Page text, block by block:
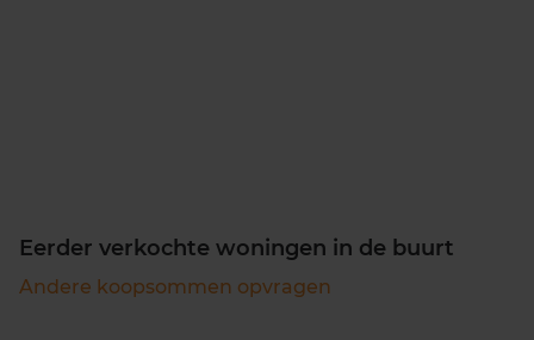
Eerder verkochte woningen in de buurt
Andere koopsommen opvragen